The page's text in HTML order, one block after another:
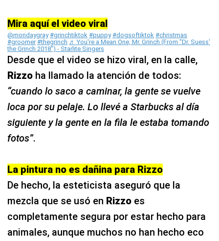
Mira aquí el video viral
@mondaygray #grinchtiktok #puppy #dogsoftiktok #christmas
#groomer #thegrinch ♬ You're a Mean One, Mr. Grinch (From "Dr. Suess'
the Grinch 2018") - Starlite Singers
Desde que el video se hizo viral, en la calle,
Rizzo ha llamado la atención de todos:
“cuando lo saco a caminar, la gente se vuelve
loca por su pelaje. Lo llevé a Starbucks al día
siguiente y la gente en la fila le estaba tomando
fotos”.
La pintura no es dañina para Rizzo
De hecho, la esteticista aseguró que la
mezcla que se usó en Rizzo es
completamente segura por estar hecho para
animales, aunque muchos no han hecho eco